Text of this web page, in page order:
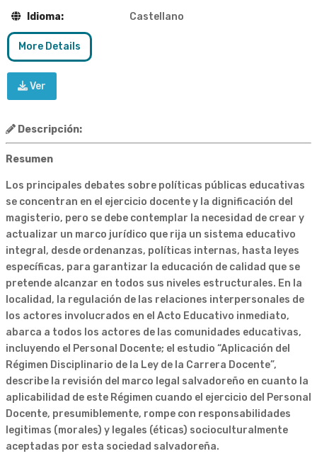
Idioma:
Castellano
More Details
Ver
Descripción:
Resumen
Los principales debates sobre políticas públicas educativas
se concentran en el ejercicio docente y la dignificación del
magisterio, pero se debe contemplar la necesidad de crear y
actualizar un marco jurídico que rija un sistema educativo
integral, desde ordenanzas, políticas internas, hasta leyes
específicas, para garantizar la educación de calidad que se
pretende alcanzar en todos sus niveles estructurales. En la
localidad, la regulación de las relaciones interpersonales de
los actores involucrados en el Acto Educativo inmediato,
abarca a todos los actores de las comunidades educativas,
incluyendo el Personal Docente; el estudio “Aplicación del
Régimen Disciplinario de la Ley de la Carrera Docente”,
describe la revisión del marco legal salvadoreño en cuanto la
aplicabilidad de este Régimen cuando el ejercicio del Personal
Docente, presumiblemente, rompe con responsabilidades
legitimas (morales) y legales (éticas) socioculturalmente
aceptadas por esta sociedad salvadoreña.